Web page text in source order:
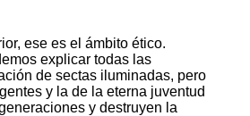
ese es el ámbito ético.
explicar todas las
de sectas iluminadas, pero
y la de la eterna juventud
y destruyen la